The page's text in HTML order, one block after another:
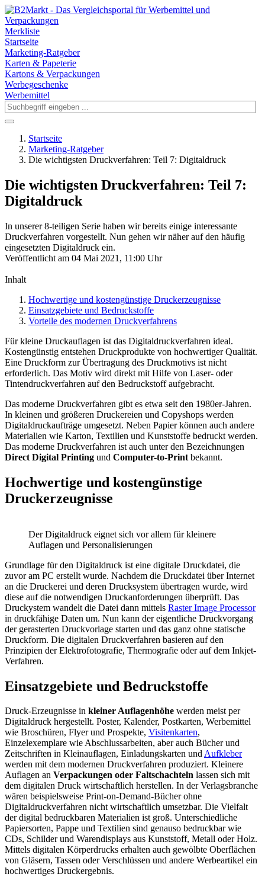
Merkliste
Startseite
Marketing-Ratgeber
Karten & Papeterie
Kartons & Verpackungen
Werbegeschenke
Werbemittel
Startseite
Marketing-Ratgeber
Die wichtigsten Druckverfahren: Teil 7: Digitaldruck
Die wichtigsten Druckverfahren: Teil 7:
Digitaldruck
In unserer 8-teiligen Serie haben wir bereits einige interessante
Druckverfahren vorgestellt. Nun gehen wir näher auf den häufig
eingesetzten Digitaldruck ein.
Veröffentlicht am 04 Mai 2021, 11:00 Uhr
Inhalt
Hochwertige und kostengünstige Druckerzeugnisse
Einsatzgebiete und Bedruckstoffe
Vorteile des modernen Druckverfahrens
Für kleine Druckauflagen ist das Digitaldruckverfahren ideal.
Kostengünstig entstehen Druckprodukte von hochwertiger Qualität.
Eine Druckform zur Übertragung des Druckmotivs ist nicht
erforderlich. Das Motiv wird direkt mit Hilfe von Laser- oder
Tintendruckverfahren auf den Bedruckstoff aufgebracht.
Das moderne Druckverfahren gibt es etwa seit den 1980er-Jahren.
In kleinen und größeren Druckereien und Copyshops werden
Digitaldruckaufträge umgesetzt. Neben Papier können auch andere
Materialien wie Karton, Textilien und Kunststoffe bedruckt werden.
Das moderne Druckverfahren ist auch unter den Bezeichnungen
Direct Digital Printing und Computer-to-Print bekannt.
Hochwertige und kostengünstige
Druckerzeugnisse
Der Digitaldruck eignet sich vor allem für kleinere
Auflagen und Personalisierungen
Grundlage für den Digitaldruck ist eine digitale Druckdatei, die
zuvor am PC erstellt wurde. Nachdem die Druckdatei über Internet
an die Druckerei und deren Drucksystem übertragen wurde, wird
diese auf die notwendigen Druckanforderungen überprüft. Das
Druckystem wandelt die Datei dann mittels Raster Image Processor
in druckfähige Daten um. Nun kann der eigentliche Druckvorgang
der gerasterten Druckvorlage starten und das ganz ohne statische
Druckform. Die digitalen Druckverfahren basieren auf den
Prinzipien der Elektrofotografie, Thermografie oder auf dem Inkjet-
Verfahren.
Einsatzgebiete und Bedruckstoffe
Druck-Erzeugnisse in kleiner Auflagenhöhe werden meist per
Digitaldruck hergestellt. Poster, Kalender, Postkarten, Werbemittel
wie Broschüren, Flyer und Prospekte, Visitenkarten,
Einzelexemplare wie Abschlussarbeiten, aber auch Bücher und
Zeitschriften in Kleinauflagen, Einladungskarten undAufkleber
werden mit dem modernen Druckverfahren produziert. Kleinere
Auflagen an Verpackungen oder Faltschachteln lassen sich mit
dem digitalen Druck wirtschaftlich herstellen. In der Verlagsbranche
wären beispielsweise Print-on-Demand-Bücher ohne
Digitaldruckverfahren nicht wirtschaftlich umsetzbar. Die Vielfalt
der digital bedruckbaren Materialien ist groß. Unterschiedliche
Papiersorten, Pappe und Textilien sind genauso bedruckbar wie
CDs, Schilder und Warendisplays aus Kunststoff, Metall oder Holz.
Mittels digitalen Körperdrucks erhalten auch gewölbte Oberflächen
von Gläsern, Tassen oder Verschlüssen und andere Werbeartikel ein
hochwertiges Druckergebnis.